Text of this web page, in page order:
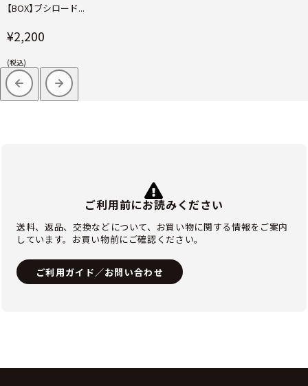
【BOX】ブシロード...
¥2,200
(税込)
ご利用前にお読みください
送料、返品、交換などについて、お買い物に関する情報をご案内
しています。お買い物前にご確認ください。
ご利用ガイド／お問い合わせ